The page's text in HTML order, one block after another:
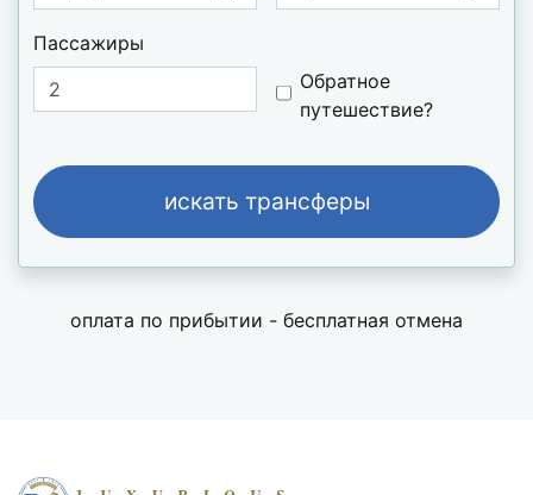
Пассажиры
Do you want to
Обратное
путешествие?
искать трансферы
оплата по прибытии - бесплатная отмена